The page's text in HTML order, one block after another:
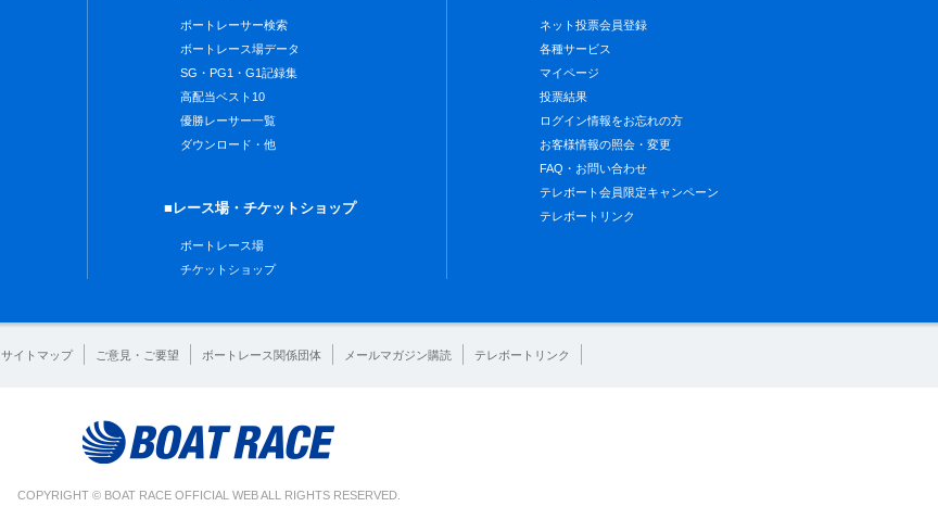
ボートレーサー検索
ボートレース場データ
SG・PG1・G1記録集
高配当ベスト10
優勝レーサー一覧
ダウンロード・他
■レース場・チケットショップ
ボートレース場
チケットショップ
ネット投票会員登録
各種サービス
マイページ
投票結果
ログイン情報をお忘れの方
お客様情報の照会・変更
FAQ・お問い合わせ
テレボート会員限定キャンペーン
テレボートリンク
サイトマップ ご意見・ご要望 ボートレース関係団体 メールマガジン購読 テレボートリンク
COPYRIGHT © BOAT RACE OFFICIAL WEB ALL RIGHTS RESERVED.